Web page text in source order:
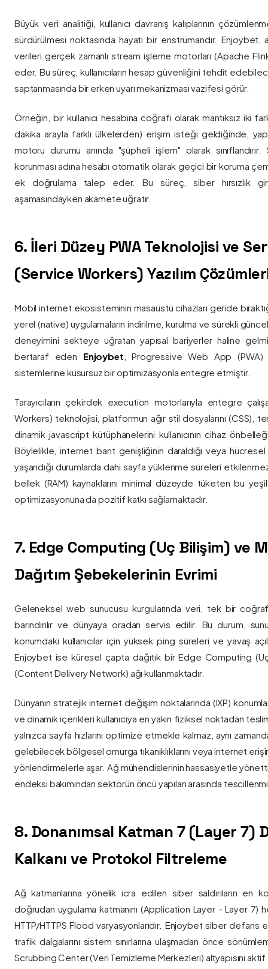
Büyük veri analitiği, kullanıcı davranış kalıplarının
sürdürülmesi noktasında hayati bir enstrümandır. Enjoybet,
verileri gerçek zamanlı stream işleme motorları (Apache Flink
eder. Bu süreç, kullanıcıların hesap güvenliğini tehdit
saptanmasında bir erken uyarı mekanizması vazifesi görür.
Örneğin, bir kullanıcı hesabına coğrafi olarak mantıksız iki
dakika arayla farklı ülkelerden) erişim isteği geldiğinde,
motoru durumu anında "şüpheli işlem" olarak sınıflandırır.
korunması adına hesabı otomatik olarak geçici bir koruma
ek doğrulama talep eder. Bu süreç, siber hırsızlık
aşamasındayken akamete uğratır.
6. İleri Düzey PWA Teknolojisi ve
(Service Workers) Yazılım
Mobil internet ekosisteminin masaüstü cihazları geride
yerel (native) uygulamaların indirilme, kurulma ve sürekli
deneyimini sekteye uğratan yapısal bariyerler haline
bertaraf eden Enjoybet , Progressive Web App (PWA)
sistemlerine kusursuz bir optimizasyonla entegre etmiştir.
Tarayıcıların çekirdek execution motorlarıyla entegre
Workers) teknolojisi, platformun ağır stil dosyalarını (CSS),
dinamik javascript kütüphanelerini kullanıcının cihaz
Böylelikle, internet bant genişliğinin daraldığı veya
yaşandığı durumlarda dahi sayfa yüklenme süreleri
bellek (RAM) kaynaklarını minimal düzeyde tüketen bu yeşil
optimizasyonuna da pozitif katkı sağlamaktadır.
7. Edge Computing (Uç Bilişim) ve
Dağıtım Şebekelerinin Evrimi
Geleneksel web sunucusu kurgularında veri, tek bir
barındırılır ve dünyaya oradan servis edilir. Bu durum,
konumdaki kullanıcılar için yüksek ping süreleri ve yavaş
Enjoybet ise küresel çapta dağıtık bir Edge Computing
(Content Delivery Network) ağı kullanmaktadır.
Dünyanın stratejik internet değişim noktalarında (IXP)
ve dinamik içerikleri kullanıcıya en yakın fiziksel noktadan
yalnızca sayfa hızlarını optimize etmekle kalmaz, aynı
gelebilecek bölgesel omurga tıkanıklıklarını veya internet
yönlendirmelerle aşar. Ağ mühendislerinin hassasiyetle
endeksi bakımından sektörün öncü yapıları arasında
8. Donanımsal Katman 7 (Layer 7)
Kalkanı ve Protokol Filtreleme
Ağ katmanlarına yönelik icra edilen siber saldırıların en
doğrudan uygulama katmanını (Application Layer - Layer 7)
HTTP/HTTPS Flood varyasyonlarıdır. Enjoybet siber
trafik dalgalarını sistem sınırlarına ulaşmadan önce
Scrubbing Center (Veri Temizleme Merkezleri) altyapısını